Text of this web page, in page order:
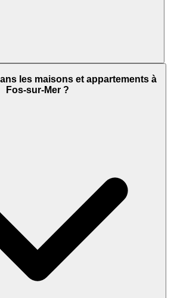
les maisons et appartements à
Fos-sur-Mer ?